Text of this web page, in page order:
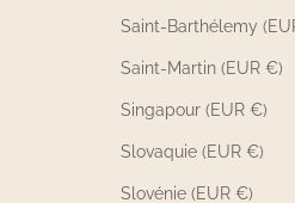
Saint-Barthélemy
Saint-Martin (EUR €)
Singapour (EUR €)
Slovaquie (EUR €)
Slovénie (EUR €)